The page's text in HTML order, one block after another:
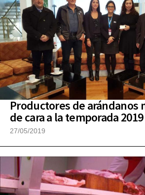
Productores de arándanos
de cara a la temporada 2019
27/05/2019